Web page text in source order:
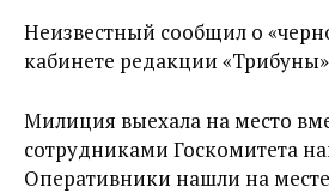
Неизвестный сообщил о
кабинете редакции
Милиция выехала на место
сотрудниками Госкомитета
Оперативники нашли на